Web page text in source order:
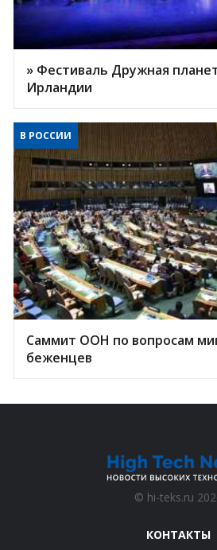
» Фестиваль Дружная
Ирландии
В РОССИИ
Саммит ООН по вопросам
беженцев
© hi-teks.ru
КОНТАКТЫ